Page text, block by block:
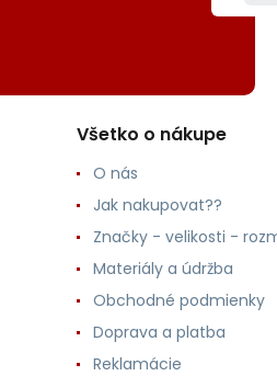
Všetko o nákupe
O nás
Jak nakupovat??
Značky - velikosti -
Materiály a údržba
Obchodné podmienky
Doprava a platba
Reklamácie